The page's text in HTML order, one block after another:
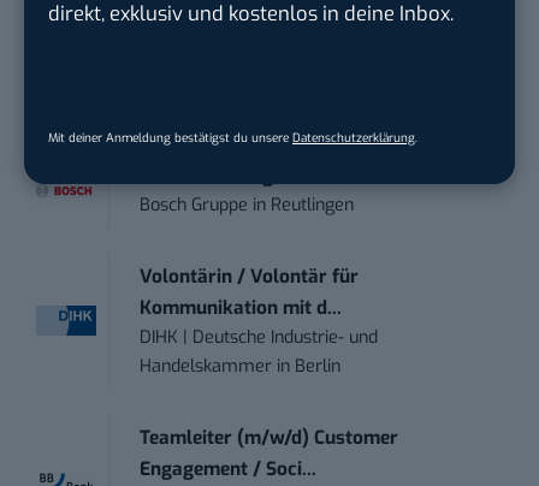
direkt, exklusiv und kostenlos in deine Inbox.
Mit deiner Anmeldung bestätigst du unsere Datenschutzerklärung.
Mitarbeiter (m/w/d) Customer
Bosch Gruppe in Reutlingen
Volontärin / Volontär für
Kommunikation mit d...
DIHK | Deutsche Industrie- und
Handelskammer in Berlin
Teamleiter (m/w/d) Customer
Engagement / Soci...